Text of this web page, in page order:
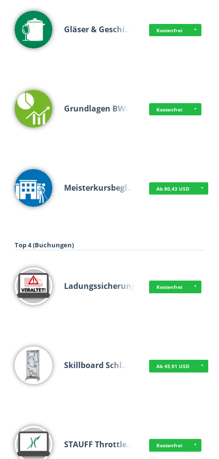
Gläser & Geschi… Kostenfrei
Grundlagen BWL Kostenfrei
Meisterkursbegl… Ab 80,43 USD
Top 4 (Buchungen)
Ladungssicherung Kostenfrei
Skillboard Schl… Ab 45,91 USD
STAUFF Throttle… Kostenfrei